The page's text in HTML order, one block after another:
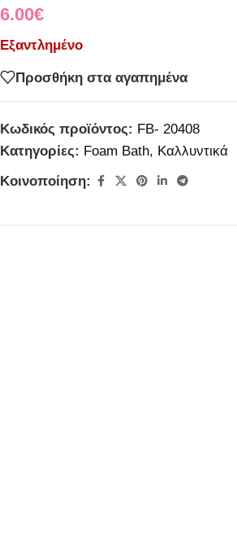
6.00€
Εξαντλημένο
Προσθήκη στα αγαπημένα
Κωδικός προϊόντος: FB- 20408
Κατηγορίες: Foam Bath, Καλλυντικά
Κοινοποίηση: